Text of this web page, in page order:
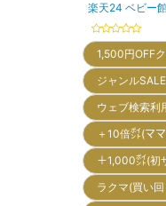
楽天24 ベビー
1,500円OFF
ジャンル
ウェブ検索
＋10倍㌽(マ
＋1,000㌽(
ラクマ(買い